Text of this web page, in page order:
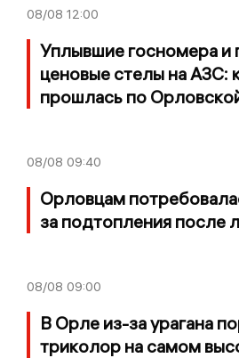
08/08 12:00
Уплывшие госномера и
ценовые стелы на АЗС:
прошлась по
08/08 09:40
Орловцам
за подтопления после
08/08 09:00
В Орле из-за урагана
триколор на самом